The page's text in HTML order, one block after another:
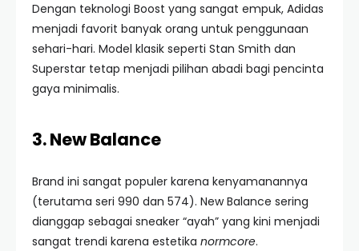
Dengan teknologi Boost yang sangat empuk, Adidas
menjadi favorit banyak orang untuk penggunaan
sehari-hari. Model klasik seperti Stan Smith dan
Superstar tetap menjadi pilihan abadi bagi pencinta
gaya minimalis.
3. New Balance
Brand ini sangat populer karena kenyamanannya
(terutama seri 990 dan 574). New Balance sering
dianggap sebagai sneaker “ayah” yang kini menjadi
sangat trendi karena estetika normcore.